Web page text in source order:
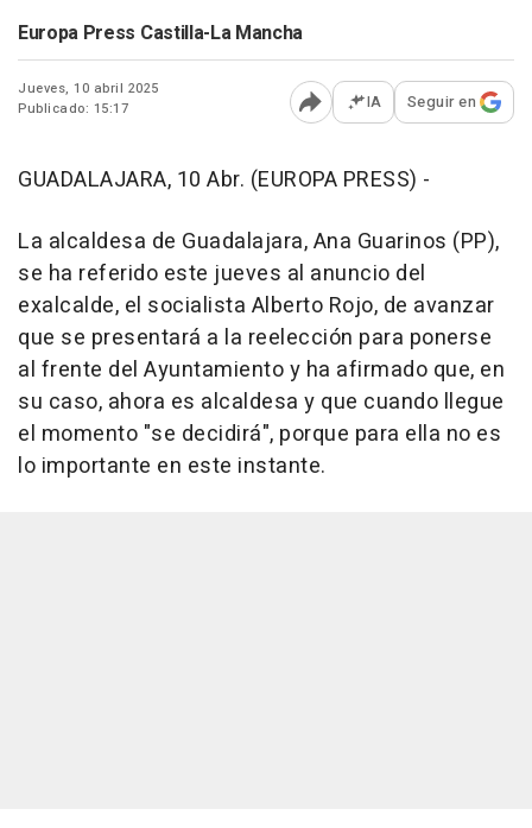
Europa Press Castilla-La Mancha
Jueves, 10 abril 2025
Publicado: 15:17
Abrir opciones para
IA Seguir en
GUADALAJARA, 10 Abr. (EUROPA PRESS) -
La alcaldesa de Guadalajara, Ana Guarinos (PP),
se ha referido este jueves al anuncio del
exalcalde, el socialista Alberto Rojo, de avanzar
que se presentará a la reelección para ponerse
al frente del Ayuntamiento y ha afirmado que, en
su caso, ahora es alcaldesa y que cuando llegue
el momento "se decidirá", porque para ella no es
lo importante en este instante.